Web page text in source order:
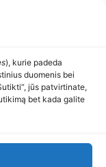
), kurie padeda
duomenis bei
jūs patvirtinate,
bet kada galite